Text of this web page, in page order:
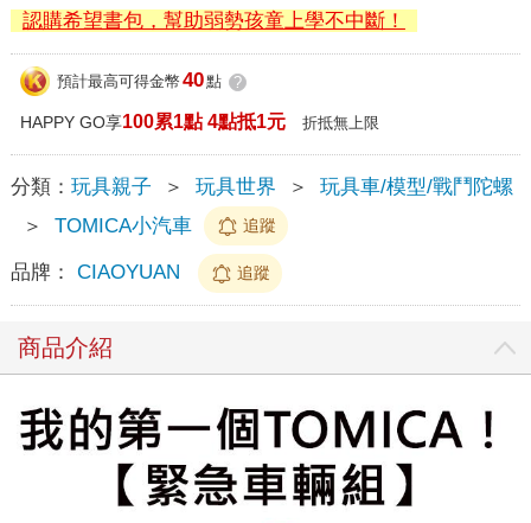
認購希望書包，幫助弱勢孩童上學不中斷！
預計最高可得金幣 40點 ?
HAPPY GO享100累1點 4點抵1元 折抵無上限
分類： 玩具親子 ＞ 玩具世界 ＞
玩具車/模型/戰鬥陀螺
＞
TOMICA小汽車 追蹤
品牌： CIAOYUAN 追蹤
商品介紹